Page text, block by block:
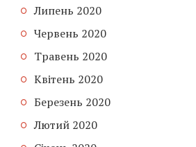
Липень 2020
Червень 2020
Травень 2020
Квітень 2020
Березень 2020
Лютий 2020